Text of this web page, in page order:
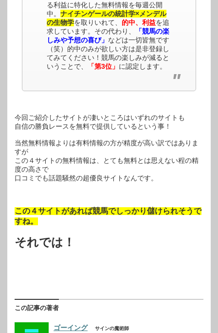
る利益に特化した無料情報を毎週公開
中。 ナイチンゲールの統計学×メンデル
の生物学を取りいれて、 的中、利益を追
求しています。その代わり、
「競馬の楽
しみや予想の喜び」 などは一切皆無です
（笑）的中のみが欲しい方は是非登録し
てみてください！競馬の楽しみが減ると
いうことで、
「第3位」 に認定します。
今回ご紹介したサイトが凄いところはいずれのサイトも
自信の勝負レースを無料で提供しているという事！
当然無料情報よりは有料情報の方が精度が高い訳ではありま
すが
この４サイトの無料情報は、とても無料とは思えない程の精
度の高さで
口コミでも話題騒然の超優良サイトなんです。
この４サイトがあれば競馬でしっかり儲けられそうで
すね。
それでは！
この記事の著者
ゴーイング サインの魔術師